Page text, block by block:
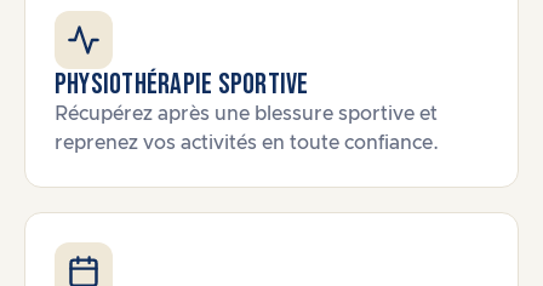
Physiothérapie sportive
Récupérez après une blessure sportive et
reprenez vos activités en toute confiance.